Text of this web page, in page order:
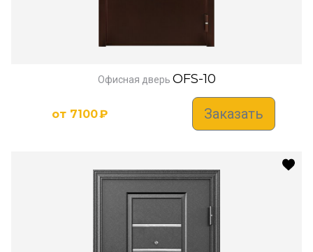
Офисная дверь OFS-10
от 7100₽ Заказать